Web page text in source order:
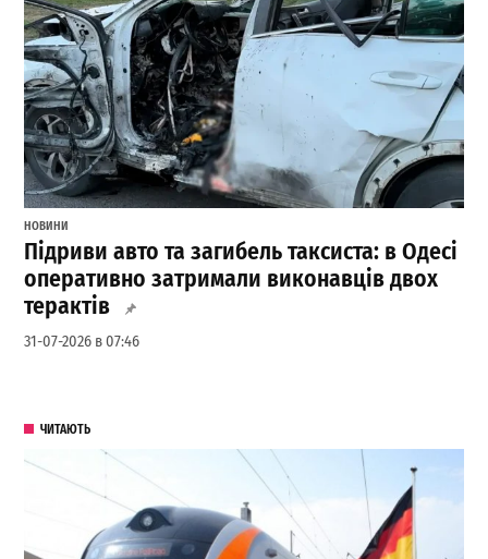
НОВИНИ
Підриви авто та загибель таксиста: в Одесі
оперативно затримали виконавців двох
терактів
31-07-2026 в 07:46
ЧИТАЮТЬ